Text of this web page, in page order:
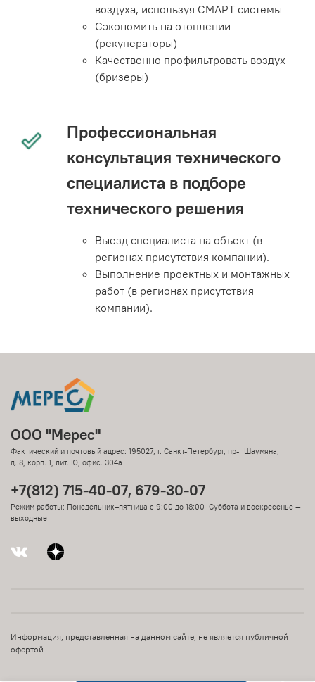
воздуха, используя СМАРТ системы
Сэкономить на отоплении
(рекуператоры)
Качественно профильтровать воздух
(бризеры)
Профессиональная
консультация технического
специалиста в подборе
технического решения
Выезд специалиста на объект (в
регионах присутствия компании).
Выполнение проектных и монтажных
работ (в регионах присутствия
компании).
ООО "Мерес"
Фактический и почтовый адрес: 195027, г. Санкт-Петербург, пр-т Шаумяна,
д. 8, корп. 1, лит. Ю, офис. 304а
+7(812) 715-40-07, 679-30-07
Режим работы: Понедельник–пятница с 9:00 до 18:00 Суббота и воскресенье —
выходные
Информация, представленная на данном сайте, не является публичной
офертой